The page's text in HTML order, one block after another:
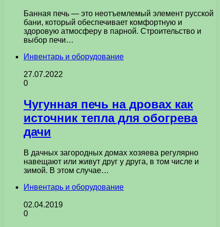
Банная печь — это неотъемлемый элемент русской
бани, который обеспечивает комфортную и
здоровую атмосферу в парной. Строительство и
выбор печи…
Инвентарь и оборудование
27.07.2022
0
Чугунная печь на дровах как
источник тепла для обогрева
дачи
В дачных загородных домах хозяева регулярно
навещают или живут друг у друга, в том числе и
зимой. В этом случае…
Инвентарь и оборудование
02.04.2019
0